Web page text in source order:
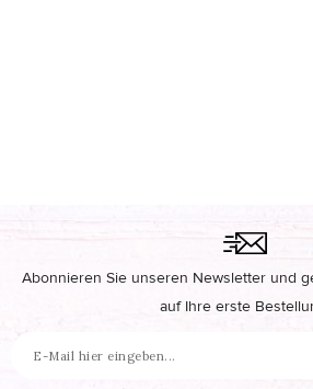
Abonnieren Sie unseren Newsletter und
auf Ihre erste